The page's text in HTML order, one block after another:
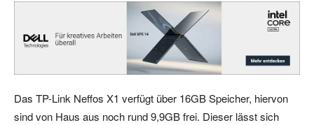
Das TP-Link Neffos X1 verfügt über 16GB Speicher, hiervon
sind von Haus aus noch rund 9,9GB frei. Dieser lässt sich